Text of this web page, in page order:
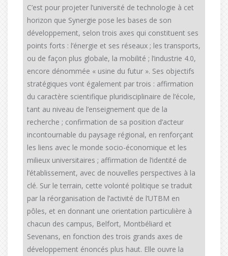
C’est pour projeter l’université de technologie à cet
horizon que Synergie pose les bases de son
développement, selon trois axes qui constituent ses
points forts : l’énergie et ses réseaux ; les transports,
ou de façon plus globale, la mobilité ; l’industrie 4.0,
encore dénommée « usine du futur ». Ses objectifs
stratégiques vont également par trois : affirmation
du caractère scientifique pluridisciplinaire de l’école,
tant au niveau de l’enseignement que de la
recherche ; confirmation de sa position d’acteur
incontournable du paysage régional, en renforçant
les liens avec le monde socio-économique et les
milieux universitaires ; affirmation de l’identité de
l’établissement, avec de nouvelles perspectives à la
clé. Sur le terrain, cette volonté politique se traduit
par la réorganisation de l’activité de l’UTBM en
pôles, et en donnant une orientation particulière à
chacun des campus, Belfort, Montbéliard et
Sevenans, en fonction des trois grands axes de
développement énoncés plus haut. Elle ouvre la